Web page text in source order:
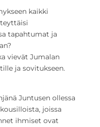
kaikki
tapahtumat ja
vievät Jumalan
ja sovitukseen.
Juntusen ollessa
joissa
ihmiset ovat